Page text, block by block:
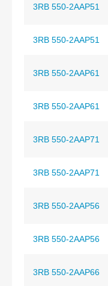
3RB 550-2AAP51
3RB 550-2AAP51
3RB 550-2AAP61
3RB 550-2AAP61
3RB 550-2AAP71
3RB 550-2AAP71
3RB 550-2AAP56
3RB 550-2AAP56
3RB 550-2AAP66